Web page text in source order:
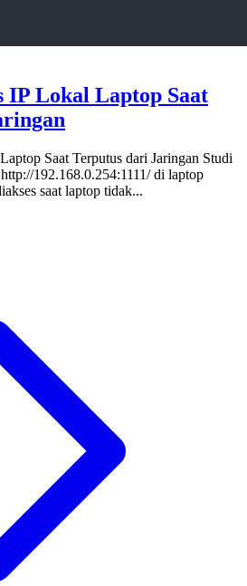
IP Lokal Laptop Saat
Saat Terputus dari Jaringan Studi
192.168.0.254:1111/ di laptop
saat laptop tidak...